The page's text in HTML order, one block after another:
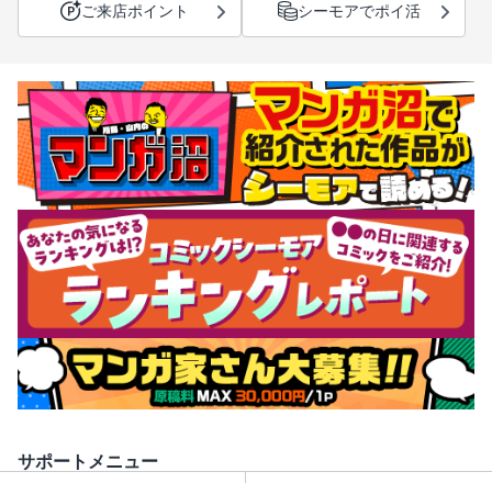
ご来店ポイント シーモアでポイ活
サポートメニュー